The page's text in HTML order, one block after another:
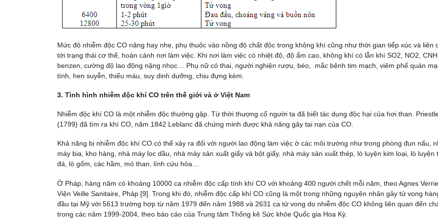
Mức độ nhiễm độc CO nặng hay nhẹ, phụ thuộc vào nồng độ chất độc trong không khí cũng như thời gian tiếp xúc và liên
tới trạng thái cơ thể, hoàn cảnh nơi làm việc. Khi nơi làm việc có nhiệt độ, độ ẩm cao, không khí có lẫn khí SO2, NO2, CNH,
benzen, cường độ lao động nặng nhọc… Phụ nữ có thai, người nghiện rượu, béo, mắc bệnh tim mạch, viêm phế quản
tính, hen suyễn, thiếu máu, suy dinh dưỡng, chịu đựng kém.
3. Tình hình nhiễm độc khí CO trên thế giới và ở Việt Nam
Nhiễm độc khí CO là một nhiễm độc thường gặp. Từ thời thượng cổ người ta đã biết tác dụng độc hại của hơi than.
(1799) đã tìm ra khí CO, năm 1842 Leblanc đã chứng minh được khả năng gây tai nạn của CO.
Khả năng bị nhiễm độc khí CO có thể xảy ra đối với người lao động làm việc ở các môi trường như trong phòng đun nấu,
máy bia, kho hàng, nhà máy lọc dầu, nhà máy sản xuất giấy và bột giấy, nhà máy sản xuất thép, lò luyện kim loại, lò luyện
đá, lò gốm, các hầm, mỏ than, lính cứu hỏa…
Ở Pháp, hàng năm có khoảng 10000 ca nhiễm độc cấp tính khí CO với khoảng 400 người chết mỗi năm, theo Agnes
Viện Veille Sanitaire, Pháp [9]. Trong khi đó, nhiễm độc cấp khí CO cũng là một trong những nguyên nhân gây tử vong
đầu tại Mỹ với 5613 trường hợp từ năm 1979 đến năm 1988 và 2631 ca tử vong do nhiễm độc CO không liên quan đến
trong các năm 1999-2004, theo báo cáo của Trung tâm Thống kê Sức khỏe Quốc gia Hoa Kỳ.